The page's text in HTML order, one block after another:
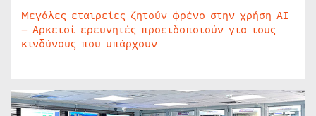
Μεγάλες εταιρείες ζητούν φρένο στην χρήση AI
– Αρκετοί ερευνητές προειδοποιούν για τους
κινδύνους που υπάρχουν